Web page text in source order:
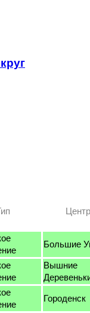
Центр
Большие
Вышние
Городенск